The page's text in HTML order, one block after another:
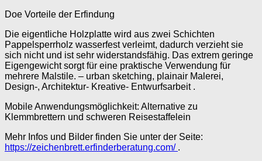
Doe Vorteile der Erfindung
Die eigentliche Holzplatte wird aus zwei Schichten
Pappelsperrholz wasserfest verleimt, dadurch verzieht sie
sich nicht und ist sehr widerstandsfähig. Das extrem geringe
Eigengewicht sorgt für eine praktische Verwendung für
mehrere Malstile. – urban sketching, plainair Malerei,
Design-, Architektur- Kreative- Entwurfsarbeit .
Mobile Anwendungsmöglichkeit: Alternative zu
Klemmbrettern und schweren Reisestaffelein
Mehr Infos und Bilder finden Sie unter der Seite:
https://zeichenbrett.erfinderberatung.com/ .